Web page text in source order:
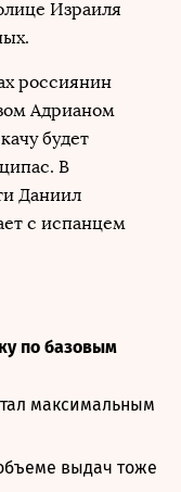
Израиля
россиянин
Адрианом
будет
В
Даниил
с испанцем
по базовым
максимальным
выдач тоже